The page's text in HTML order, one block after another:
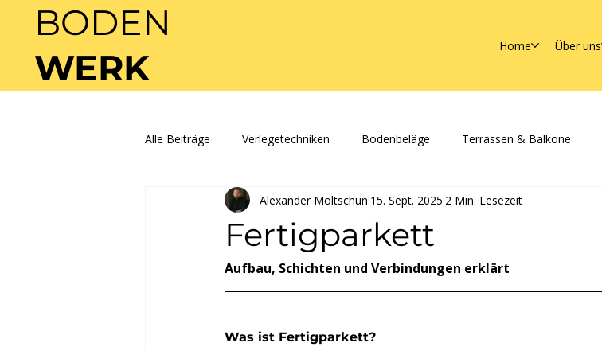
BODEN
WERK
Home Über uns
Alle Beiträge Verlegetechniken Bodenbeläge Terrassen & Balkone
Fertigparkett
Alexander Moltschun 15. Sept. 2025 2 Min. Lesezeit
Aufbau, Schichten und Verbindungen erklärt
Was ist Fertigparkett?